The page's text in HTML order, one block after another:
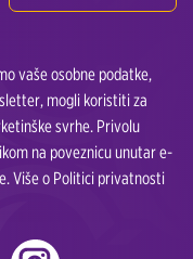
vaše osobne podatke,
mogli koristiti za
svrhe. Privolu
na poveznicu unutar e-
Više o Politici privatnosti